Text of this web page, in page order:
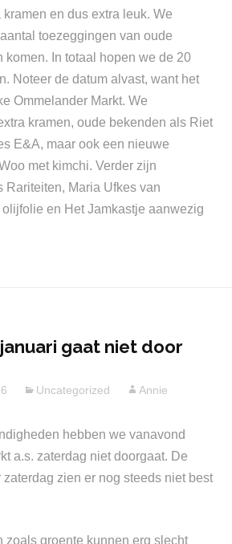
en dus extra leuk. We
toezeggingen van oude
komen. In totaal hopen we de 20
Noteer de datum alvast, want het
Ommelander Markt. We
kramen, oude bekenden als Riet
E&A, maar ook een nieuwe
met kimchi. Verder zijn
Rariteiten, Maria Ufkes van
en Het Jamkastje aanwezig
gaat niet door
Uncategorized Annie
hebben we vanavond
a.s. zaterdag niet doorgaat. De
zien er nog steeds niet best
zoals groente kunnen erg slecht